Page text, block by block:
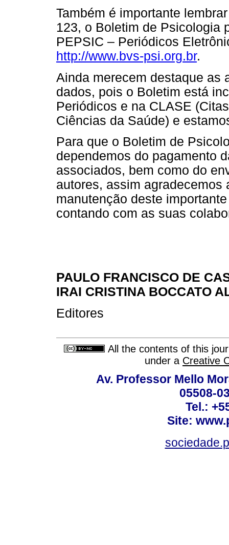
Também é importante
123, o Boletim de Psicologia
PEPSIC – Periódicos
http://www.bvs-psi.org.br.
Ainda merecem destaque as
dados, pois o Boletim está
Periódicos e na CLASE
Ciências da Saúde) e
Para que o Boletim de
dependemos do pagamento
associados, bem como do
autores, assim agradecemos
manutenção deste
contando com as suas
PAULO FRANCISCO DE
IRAI CRISTINA BOCCATO
Editores
All the contents of this
under a Creative
Av. Professor Mello
05508-
Tel.:
Site: